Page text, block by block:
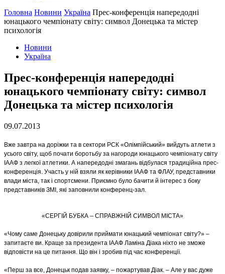
Головна Новини Україна Прес-конференція напередодні
юнацького чемпіонату світу: символ Донецька та містер
психологія
Новини
Україна
Прес-конференція напередодні
юнацького чемпіонату світу: символ
Донецька та містер психологія
09.07.2013
Вже завтра на доріжки та в сектори РСК «Олімпійський» вийдуть атлети з
усього світу, щоб почати боротьбу за нагороди юнацького чемпіонату світу
ІААФ з легкої атлетики. А напередодні змагань відбулася традиційна прес-
конференція. Участь у ній взяли як керівники ІААФ та ФЛАУ, представники
влади міста, так і спортсмени. Приємно було бачити й інтерес з боку
представників ЗМІ, які заповнили конференц-зал.
«СЕРГІЙ БУБКА – СПРАВЖНІЙ СИМВОЛ МІСТА»
«Чому саме Донецьку довірили приймати юнацький чемпіонат світу?» –
запитаєте ви. Краще за президента ІААФ Ламіна Діака ніхто не зможе
відповісти на це питання. Що він і зробив під час конференції.
«Перш за все, Донецьк подав заявку, – пожартував Діак. – Але у вас дуже